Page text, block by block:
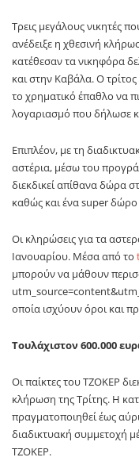
Τρεις μεγάλους νικητές
ανέδειξε η χθεσινή
κατέθεσαν τα νικηφόρα
και στην Καβάλα. Ο
το χρηματικό έπαθλο να
λογαριασμό που δήλωσε
Επιπλέον, με τη
αστέρια, μέσω του
διεκδικεί απίθανα δώρα
καθώς και έναsuperδώρο
Οι κληρώσεις για τα
Ιανουαρίου. Μέσα από το
μπορούν να μάθουν
οποία ισχύουν όροι και
Τουλάχιστον 600.000
Οι παίκτες του ΤΖΟΚΕΡ
κλήρωση της Τρίτης. Η
πραγματοποιηθεί έως
διαδικτυακή συμμετοχή
ΤΖΟΚΕΡ.